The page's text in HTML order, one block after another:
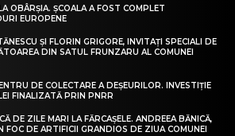
OBÂRȘIA. ȘCOALA A FOST COMPLET
EUROPENE
ȘI FLORIN GRIGORE, INVITAȚI SPECIALI DE
DIN SATUL FRUNZARU AL COMUNEI
DE COLECTARE A DEȘEURILOR. INVESTIȚIE
FINALIZATĂ PRIN PNRR
DE ZILE MARI LA FĂRCAȘELE. ANDREEA BĂNICĂ,
FOC DE ARTIFICII GRANDIOS DE ZIUA COMUNEI